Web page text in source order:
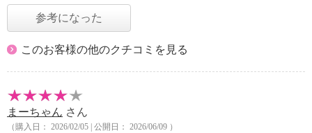
参考になった
このお客様の他のクチコミを見る
まーちゃん さん
（購入日： 2026/02/05 | 公開日： 2026/06/09 ）